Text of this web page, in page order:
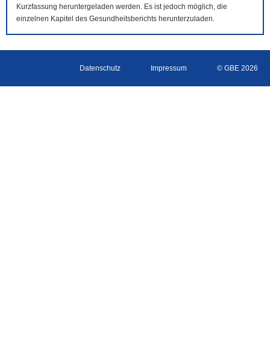
Kurzfassung heruntergeladen werden. Es ist jedoch möglich, die
einzelnen Kapitel des Gesundheitsberichts herunterzuladen.
Datenschutz Impressum © GBE 2026